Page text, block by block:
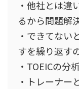
・他社とは違
るから問題解
・できてな
すを繰り返す
・TOEICの分
・トレーナー